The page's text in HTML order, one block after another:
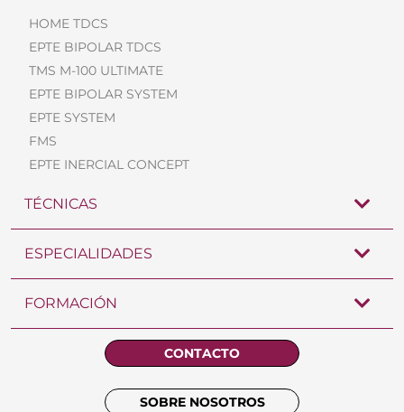
HOME TDCS
EPTE BIPOLAR TDCS
TMS M-100 ULTIMATE
EPTE BIPOLAR SYSTEM
EPTE SYSTEM
FMS
EPTE INERCIAL CONCEPT
TÉCNICAS
ESPECIALIDADES
FORMACIÓN
CONTACTO
SOBRE NOSOTROS